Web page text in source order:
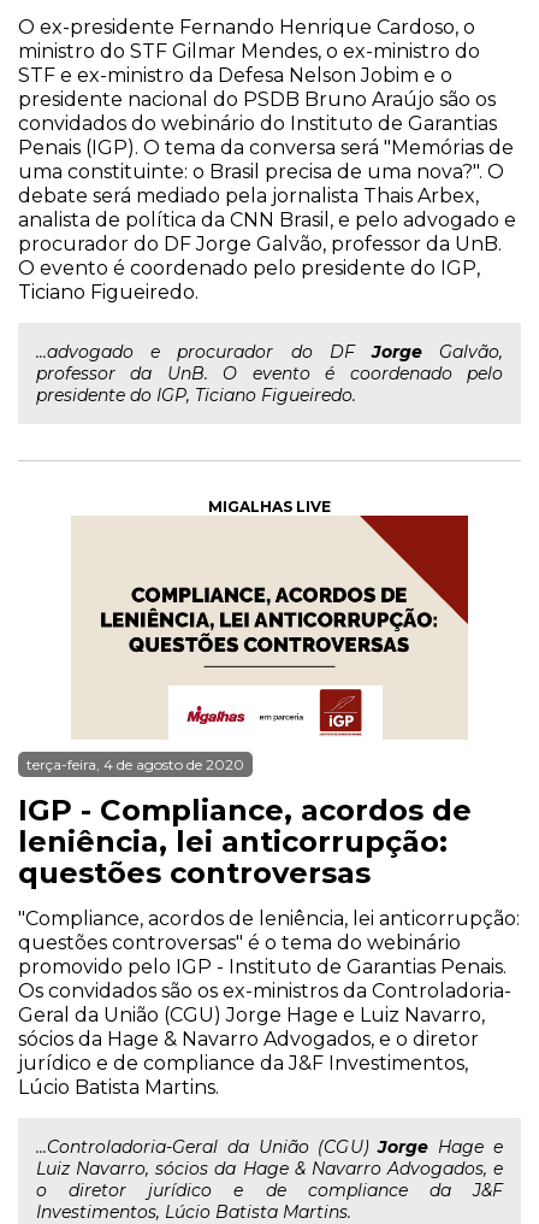
O ex-presidente Fernando Henrique Cardoso, o
ministro do STF Gilmar Mendes, o ex-ministro do
STF e ex-ministro da Defesa Nelson Jobim e o
presidente nacional do PSDB Bruno Araújo são os
convidados do webinário do Instituto de Garantias
Penais (IGP). O tema da conversa será "Memórias de
uma constituinte: o Brasil precisa de uma nova?". O
debate será mediado pela jornalista Thais Arbex,
analista de política da CNN Brasil, e pelo advogado e
procurador do DF Jorge Galvão, professor da UnB.
O evento é coordenado pelo presidente do IGP,
Ticiano Figueiredo.
...advogado e procurador do DFJorgeGalvão,
professor da UnB. O evento é coordenado pelo
presidente do IGP, Ticiano Figueiredo.
MIGALHAS LIVE
terça-feira, 4 de agosto de 2020
IGP - Compliance, acordos de
leniência, lei anticorrupção:
questões controversas
"Compliance, acordos de leniência, lei anticorrupção:
questões controversas" é o tema do webinário
promovido pelo IGP - Instituto de Garantias Penais.
Os convidados são os ex-ministros da Controladoria-
Geral da União (CGU) Jorge Hage e Luiz Navarro,
sócios da Hage & Navarro Advogados, e o diretor
jurídico e de compliance da J&F Investimentos,
Lúcio Batista Martins.
...Controladoria-Geral da União (CGU)Jorge Hage e
Luiz Navarro, sócios da Hage & Navarro Advogados, e
o diretor jurídico e de compliance da J&F
Investimentos, Lúcio Batista Martins.